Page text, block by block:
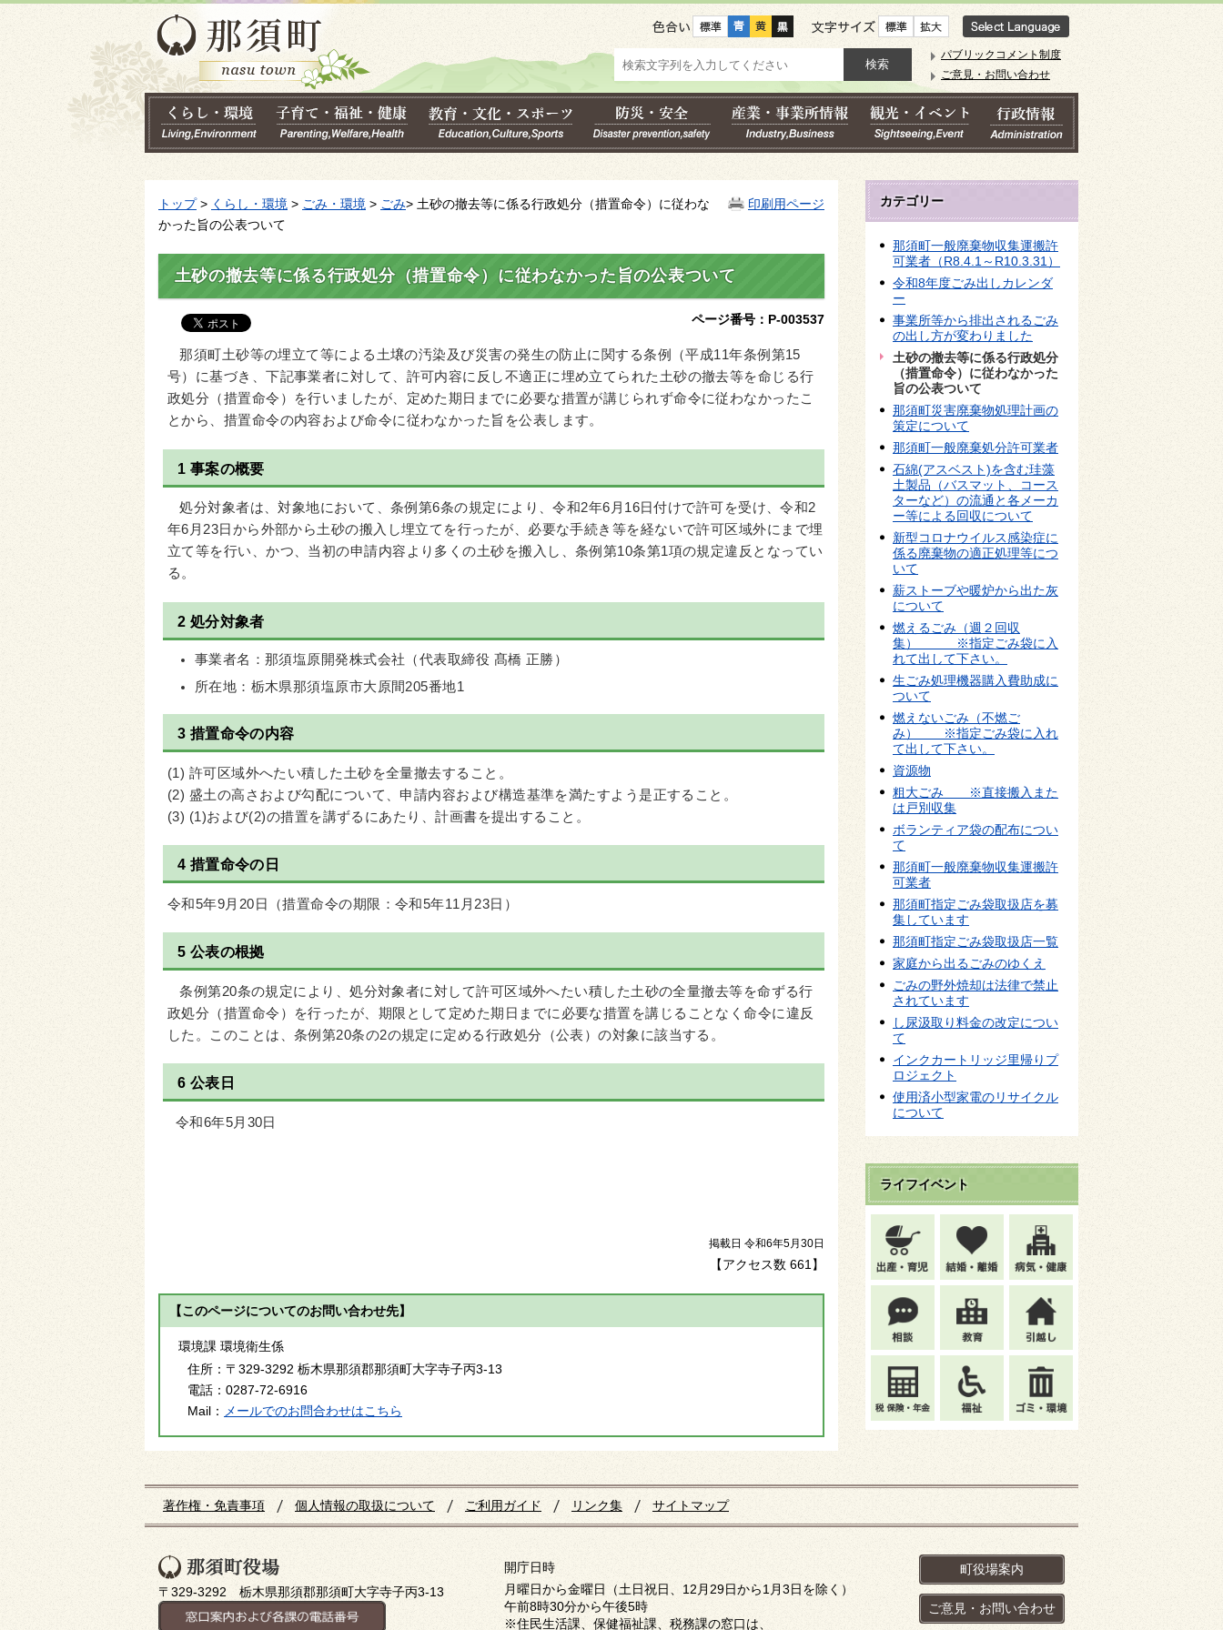
色合い 文字サイズ
パブリックコメント制度
ご意見・お問い合わせ
印刷用ページ
トップ> くらし・環境 > ごみ・環境 > ごみ> 土砂の撤去等に係る行政処分（措置命令）に従わな
かった旨の公表ついて
土砂の撤去等に係る行政処分（措置命令）に従わなかった旨の公表ついて
ページ番号：P-003537
那須町土砂等の埋立て等による土壌の汚染及び災害の発生の防止に関する条例（平成11年条例第15
号）に基づき、下記事業者に対して、許可内容に反し不適正に埋め立てられた土砂の撤去等を命じる行
政処分（措置命令）を行いましたが、定めた期日までに必要な措置が講じられず命令に従わなかったこ
とから、措置命令の内容および命令に従わなかった旨を公表します。
1 事案の概要
処分対象者は、対象地において、条例第6条の規定により、令和2年6月16日付けで許可を受け、令和2
年6月23日から外部から土砂の搬入し埋立てを行ったが、必要な手続き等を経ないで許可区域外にまで埋
立て等を行い、かつ、当初の申請内容より多くの土砂を搬入し、条例第10条第1項の規定違反となってい
る。
2 処分対象者
事業者名：那須塩原開発株式会社（代表取締役 髙橋 正勝）
所在地：栃木県那須塩原市大原間205番地1
3 措置命令の内容
(1) 許可区域外へたい積した土砂を全量撤去すること。
(2) 盛土の高さおよび勾配について、申請内容および構造基準を満たすよう是正すること。
(3) (1)および(2)の措置を講ずるにあたり、計画書を提出すること。
4 措置命令の日
令和5年9月20日（措置命令の期限：令和5年11月23日）
5 公表の根拠
条例第20条の規定により、処分対象者に対して許可区域外へたい積した土砂の全量撤去等を命ずる行
政処分（措置命令）を行ったが、期限として定めた期日までに必要な措置を講じることなく命令に違反
した。このことは、条例第20条の2の規定に定める行政処分（公表）の対象に該当する。
6 公表日
令和6年5月30日
掲載日 令和6年5月30日
【アクセス数 661 】
【このページについてのお問い合わせ先】
環境課 環境衛生係
住所： 〒329-3292 栃木県那須郡那須町大字寺子丙3-13
電話： 0287-72-6916
Mail：
メールでのお問合わせはこちら
カテゴリー
那須町一般廃棄物収集運搬許
可業者（R8.4.1～R10.3.31）
令和8年度ごみ出しカレンダ
ー
事業所等から排出されるごみ
の出し方が変わりました
土砂の撤去等に係る行政処分
（措置命令）に従わなかった
旨の公表ついて
那須町災害廃棄物処理計画の
策定について
那須町一般廃棄処分許可業者
石綿(アスベスト)を含む珪藻
土製品（バスマット、コース
ターなど）の流通と各メーカ
ー等による回収について
新型コロナウイルス感染症に
係る廃棄物の適正処理等につ
いて
薪ストーブや暖炉から出た灰
について
燃えるごみ（週２回収
集） ※指定ごみ袋に入
れて出して下さい。
生ごみ処理機器購入費助成に
ついて
燃えないごみ（不燃ご
み） ※指定ごみ袋に入れ
て出して下さい。
資源物
粗大ごみ ※直接搬入また
は戸別収集
ボランティア袋の配布につい
て
那須町一般廃棄物収集運搬許
可業者
那須町指定ごみ袋取扱店を募
集しています
那須町指定ごみ袋取扱店一覧
家庭から出るごみのゆくえ
ごみの野外焼却は法律で禁止
されています
し尿汲取り料金の改定につい
て
インクカートリッジ里帰りプ
ロジェクト
使用済小型家電のリサイクル
について
ライフイベント
著作権・免責事項 個人情報の取扱について ご利用ガイド リンク集 サイトマップ
〒329-3292 栃木県那須郡那須町大字寺子丙3-13
開庁日時
月曜日から金曜日（土日祝日、12月29日から1月3日を除く）
午前8時30分から午後5時
※住民生活課、保健福祉課、税務課の窓口は、
町役場案内
ご意見・お問い合わせ